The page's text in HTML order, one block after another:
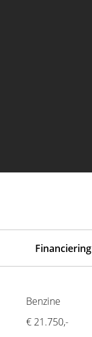
Financiering
Benzine
€ 21.750,-